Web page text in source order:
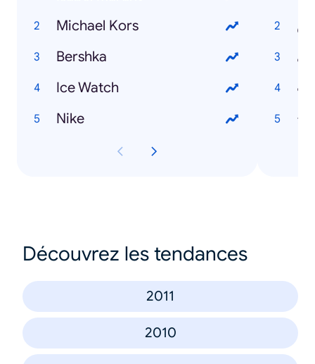
Michael Kors
Bershka
Ice Watch
Nike
Découvrez les tendances
2011
2010